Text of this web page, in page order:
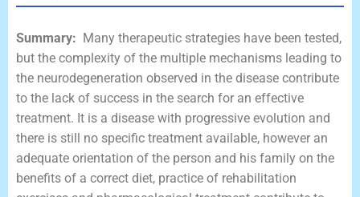
Summary: Many therapeutic strategies have been tested,
but the complexity of the multiple mechanisms leading to
the neurodegeneration observed in the disease contribute
to the lack of success in the search for an effective
treatment. It is a disease with progressive evolution and
there is still no specific treatment available, however an
adequate orientation of the person and his family on the
benefits of a correct diet, practice of rehabilitation